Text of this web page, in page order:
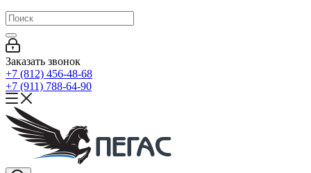
Заказать звонок
+7 (812) 456-48-68
+7 (911) 788-64-90